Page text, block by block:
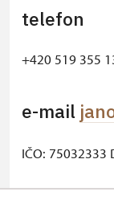
telefon
+420 519 355
e-mail
IČO: 75032333